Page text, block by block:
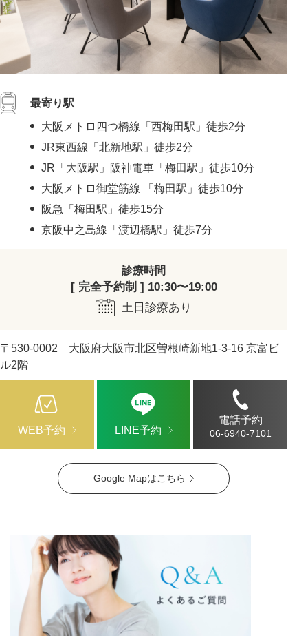
Google Mapはこちら
最寄り駅
大阪メトロ四つ橋線「西梅田駅」徒歩2分
JR東西線「北新地駅」徒歩2分
JR「大阪駅」阪神電車「梅田駅」徒歩10分
大阪メトロ御堂筋線 「梅田駅」徒歩10分
阪急「梅田駅」徒歩15分
京阪中之島線「渡辺橋駅」徒歩7分
診療時間
[ 完全予約制 ] 10:30〜19:00
土日診療あり
〒530-0002 大阪府大阪市北区曽根崎新地1-3-16 京富ビ
ル2階
WEB予約 LINE予約
電話予約
06-6940-7101